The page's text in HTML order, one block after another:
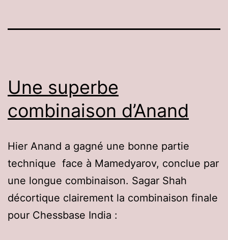
Une superbe
combinaison d’Anand
Hier Anand a gagné une bonne partie
technique face à Mamedyarov, conclue par
une longue combinaison. Sagar Shah
décortique clairement la combinaison finale
pour Chessbase India :